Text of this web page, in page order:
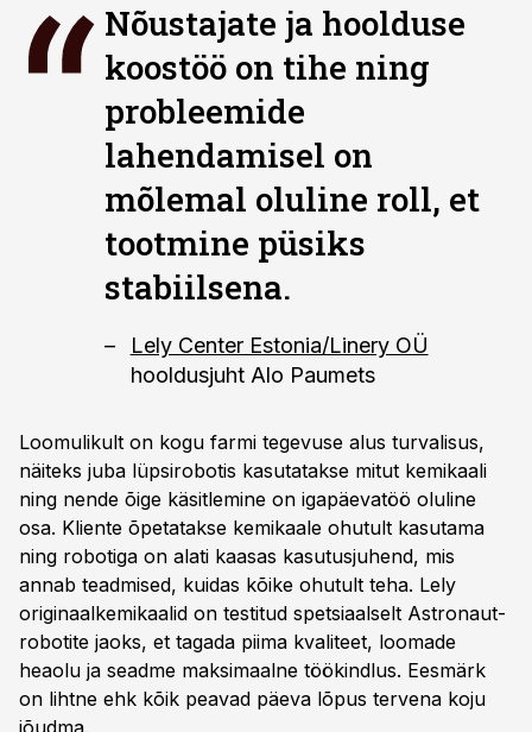
Nõustajate ja hoolduse
koostöö on tihe ning
probleemide
lahendamisel on
mõlemal oluline roll, et
tootmine püsiks
stabiilsena.
Lely Center Estonia/Linery OÜ
hooldusjuht Alo Paumets
Loomulikult on kogu farmi tegevuse alus turvalisus,
näiteks juba lüpsirobotis kasutatakse mitut kemikaali
ning nende õige käsitlemine on igapäevatöö oluline
osa. Kliente õpetatakse kemikaale ohutult kasutama
ning robotiga on alati kaasas kasutusjuhend, mis
annab teadmised, kuidas kõike ohutult teha. Lely
originaalkemikaalid on testitud spetsiaalselt Astronaut-
robotite jaoks, et tagada piima kvaliteet, loomade
heaolu ja seadme maksimaalne töökindlus. Eesmärk
on lihtne ehk kõik peavad päeva lõpus tervena koju
jõudma.